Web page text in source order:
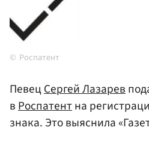
Роспатент
ПевецСергей Лазарев
вРоспатентна
знака. Это выяснила